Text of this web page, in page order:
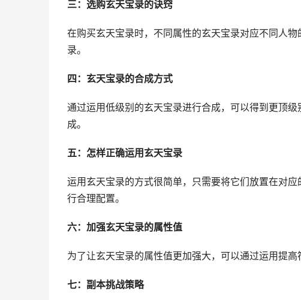
三：选购玄天宝录的诀窍
在购买玄天宝录时，不同属性的玄天宝录对应不同人
录。
四：玄天宝录的合成方式
通过运用低级别的玄天宝录进行合成，可以得到更顶
成。
五：怎样正确运用玄天宝录
运用玄天宝录的方式很简单，只需要将它们放置在对
行合理配置。
六：加强玄天宝录的属性值
为了让玄天宝录的属性值更加强大，可以通过运用提高
七：副本挑战策略